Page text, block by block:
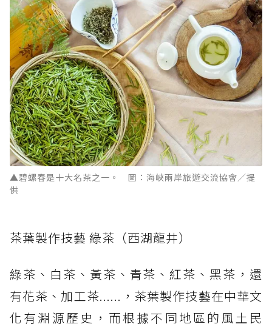
▲碧螺春是十大名茶之一。 圖：海峽兩岸旅遊交流協會／提
供
茶葉製作技藝 綠茶（西湖龍井）
綠茶、白茶、黃茶、青茶、紅茶、黑茶，還
有花茶、加工茶......，茶葉製作技藝在中華文
化有淵源歷史，而根據不同地區的風土民